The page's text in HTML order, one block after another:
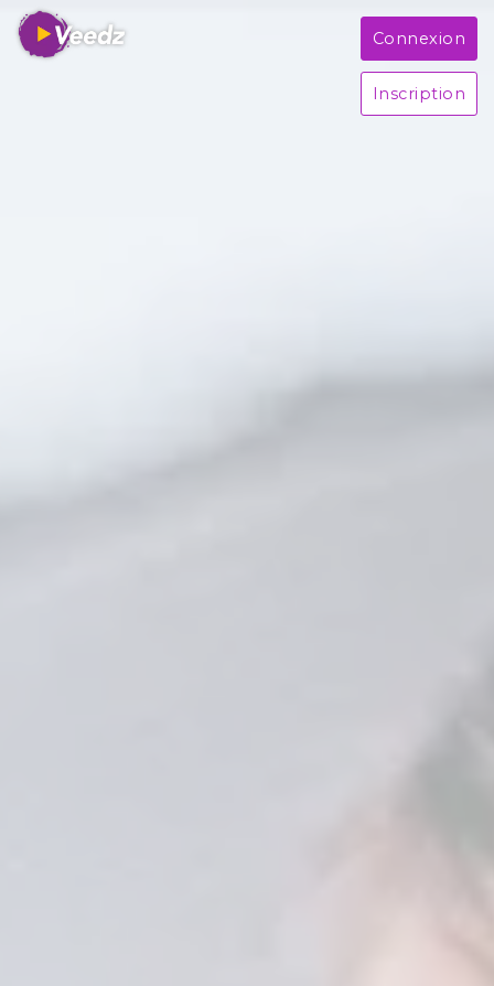
Connexion
Inscription